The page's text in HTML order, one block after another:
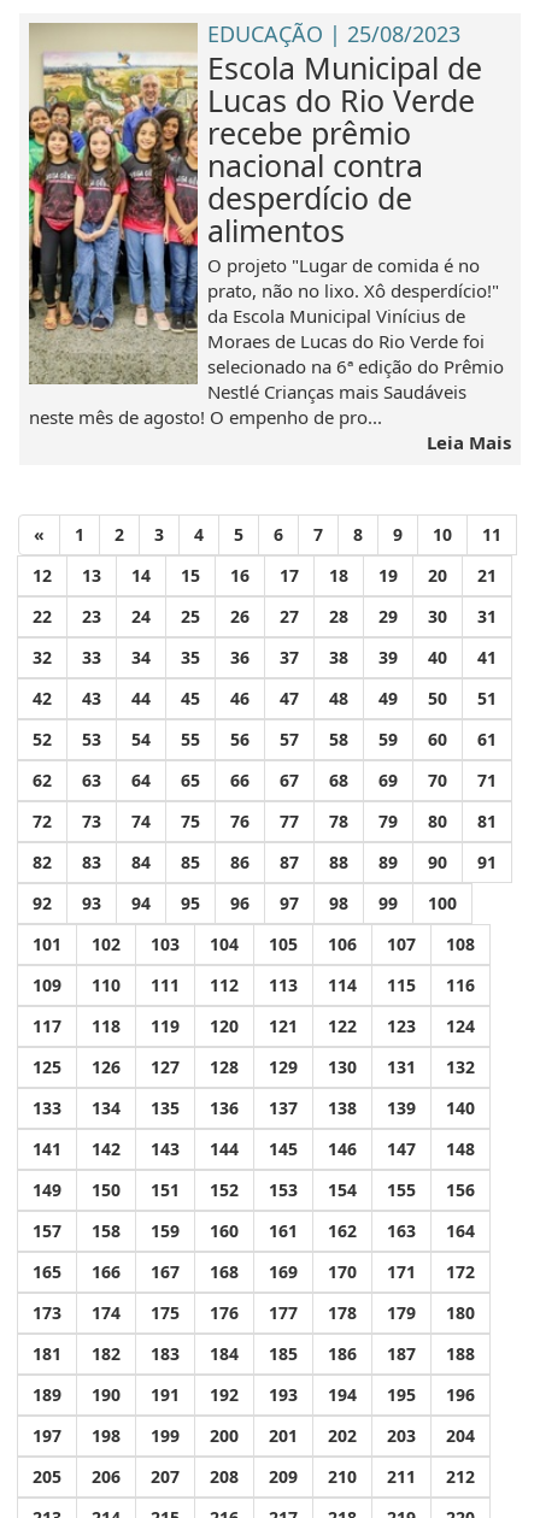
EDUCAÇÃO | 25/08/2023
Escola Municipal de
Lucas do Rio Verde
recebe prêmio
nacional contra
desperdício de
alimentos
O projeto "Lugar de comida é no
prato, não no lixo. Xô desperdício!"
da Escola Municipal Vinícius de
Moraes de Lucas do Rio Verde foi
selecionado na 6ª edição do Prêmio
Nestlé Crianças mais Saudáveis
neste mês de agosto! O empenho de pro...
Leia Mais
« 1 2 3 4 5 6 7 8 9 10
11
12
13 14 15 16 17 18 19 20
21
22
23 24 25 26 27 28 29 30
31
32
33 34 35 36 37 38 39 40
41
42
43 44 45 46 47 48 49 50
51
52
53 54 55 56 57 58 59 60
61
62
63 64 65 66 67 68 69 70
71
72
73 74 75 76 77 78 79 80
81
82
83 84 85 86 87 88 89 90
91
92
93 94 95 96 97 98 99
100
101
102 103 104 105 106 107
108
109
110 111 112 113 114 115
116
117
118 119 120 121 122 123
124
125
126 127 128 129 130 131
132
133
134 135 136 137 138 139
140
141
142 143 144 145 146 147
148
149
150 151 152 153 154 155
156
157
158 159 160 161 162 163
164
165
166 167 168 169 170 171
172
173
174 175 176 177 178 179
180
181
182 183 184 185 186 187
188
189
190 191 192 193 194 195
196
197
198 199 200 201 202 203
204
205
206 207 208 209 210 211
212